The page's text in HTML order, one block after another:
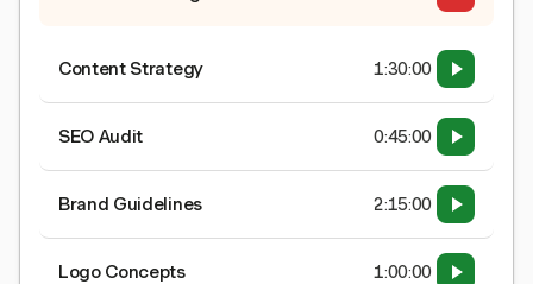
Content Strategy 1:30:00
SEO Audit 0:45:00
Brand Guidelines 2:15:00
Logo Concepts 1:00:00